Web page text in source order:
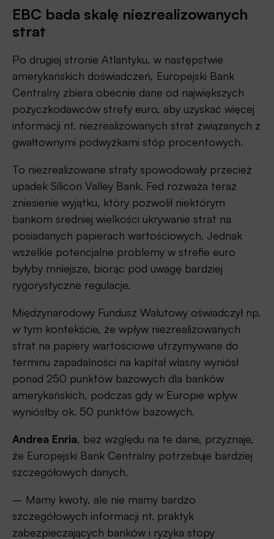
EBC bada skalę niezrealizowanych
strat
Po drugiej stronie Atlantyku, w następstwie
amerykańskich doświadczeń, Europejski Bank
Centralny zbiera obecnie dane od największych
pożyczkodawców strefy euro, aby uzyskać więcej
informacji nt. niezrealizowanych strat związanych z
gwałtownymi podwyżkami stóp procentowych.
To niezrealizowane straty spowodowały przecież
upadek Silicon Valley Bank. Fed rozważa teraz
zniesienie wyjątku, który pozwolił niektórym
bankom średniej wielkości ukrywanie strat na
posiadanych papierach wartościowych. Jednak
wszelkie potencjalne problemy w strefie euro
byłyby mniejsze, biorąc pod uwagę bardziej
rygorystyczne regulacje.
Międzynarodowy Fundusz Walutowy oświadczył np.
w tym kontekście, że ​​wpływ niezrealizowanych
strat na papiery wartościowe utrzymywane do
terminu zapadalności na kapitał własny wyniósł
ponad 250 punktów bazowych dla banków
amerykańskich, podczas gdy w Europie wpływ
wyniósłby ok. 50 punktów bazowych.
Andrea Enria, bez względu na te dane, przyznaje,
że Europejski Bank Centralny potrzebuje bardziej
szczegółowych danych.
– Mamy kwoty, ale nie mamy bardzo
szczegółowych informacji nt. praktyk
zabezpieczających banków i ryzyka stopy